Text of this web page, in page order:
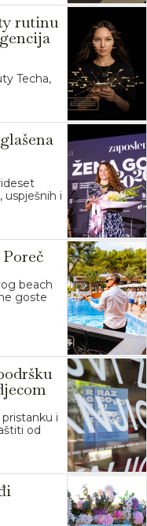
rutinu
Techa,
i
beach
goste
i
od